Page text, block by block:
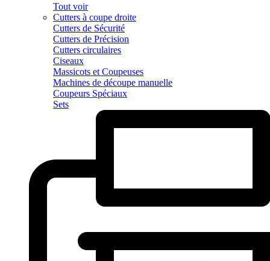
Tout voir
Cutters à coupe droite
Cutters de Sécurité
Cutters de Précision
Cutters circulaires
Ciseaux
Massicots et Coupeuses
Machines de découpe manuelle
Coupeurs Spéciaux
Sets